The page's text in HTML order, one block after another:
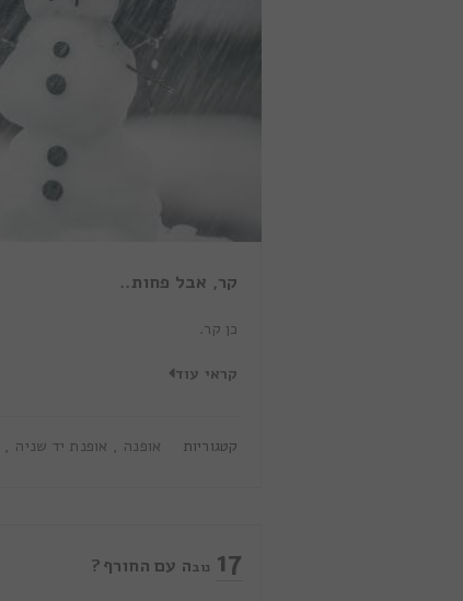
קר, אבל פחות..
כן קר.
קראי עוד
קטגוריות אופנה , אופנת יד שניה ,
17 נוב
..אז מה עם החורף?